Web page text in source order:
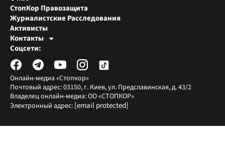
Онлайн-медиа «Стопкор»
Почтовый адрес: 03150, г. Киев, ул. Предславинская, д. 43/2
Владелец онлайн-медиа: ОО «СТОПКОР»
Электронный адрес: [email protected]
СтопКор Правозащита
Журналистские Расследования
Активисты
Контакты
Редакция СтопКора
Журналисты-расследователи
Соцсети: